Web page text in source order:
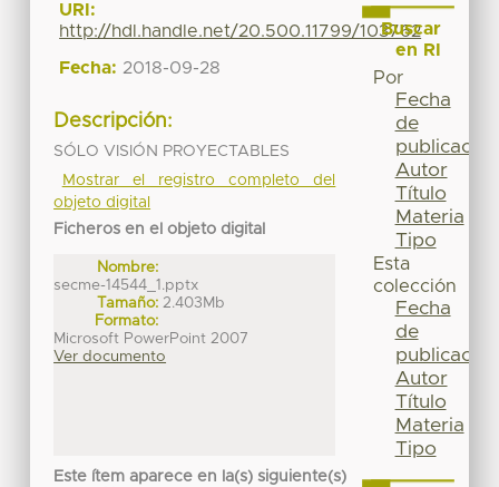
URI:
http://hdl.handle.net/20.500.11799/103762
Fecha: 2018-09-28
Descripción:
SÓLO VISIÓN PROYECTABLES
Mostrar el registro completo del
objeto digital
Ficheros en el objeto digital
Nombre:
secme-14544_1.pptx
Tamaño: 2.403Mb
Formato:
Microsoft PowerPoint 2007
Ver documento
Este ítem aparece en la(s) siguiente(s)
Buscar
en RI
Por
Fecha
de
publicación
Autor
Título
Materia
Tipo
Esta
colección
Fecha
de
publicación
Autor
Título
Materia
Tipo